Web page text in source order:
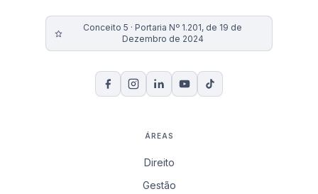
Conceito 5 · Portaria Nº 1.201, de 19 de
Dezembro de 2024
ÁREAS
Direito
Gestão